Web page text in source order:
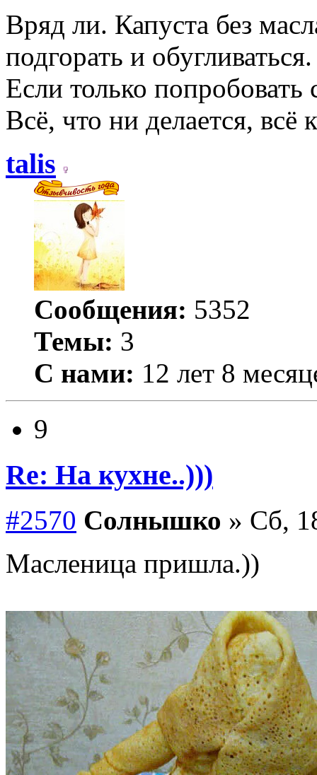
Вряд ли. Капуста без
подгорать и обугливаться.
Если только
Всё, что ни делается, всё
talis
Сообщения: 5352
Темы: 3
С нами: 12 лет 8
9
Re: На кухне..)))
#2570 Солнышко » Сб,
Масленица пришла.))